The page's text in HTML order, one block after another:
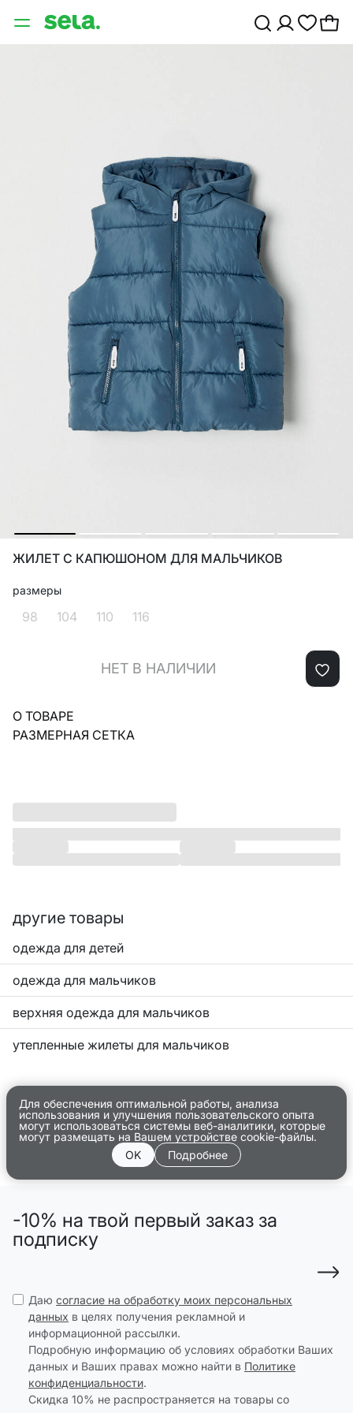
ЖИЛЕТ С КАПЮШОНОМ ДЛЯ МАЛЬЧИКОВ
размеры
98 104 110 116
НЕТ В НАЛИЧИИ
О ТОВАРЕ
РАЗМЕРНАЯ СЕТКА
другие товары
одежда для детей
одежда для мальчиков
верхняя одежда для мальчиков
утепленные жилеты для мальчиков
Для обеспечения оптимальной работы, анализа
использования и улучшения пользовательского опыта
могут использоваться системы веб-аналитики, которые
могут размещать на Вашем устройстве cookie-файлы.
OK
Подробнее
-10% на твой первый заказ за
подписку
Даю согласие на обработку моих персональных
данных в целях получения рекламной и
информационной рассылки.
Подробную информацию об условиях обработки Ваших
данных и Ваших правах можно найти в Политике
конфиденциальности.
Скидка 10% не распространяется на товары со